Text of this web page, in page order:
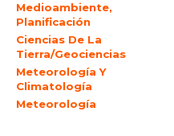
Medioambiente,
Planificación
Ciencias De La
Tierra/Geociencias
Meteorología Y
Climatología
Meteorología